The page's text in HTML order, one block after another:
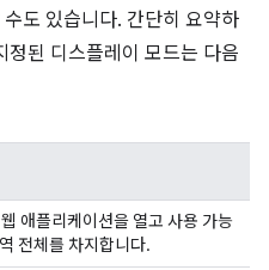
도 있습니다. 간단히 요약하
정된 디스플레이 모드는 다음
애플리케이션을 열고 사용 가능
전체를 차지합니다.